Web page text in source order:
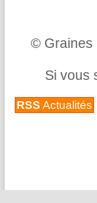
© Graines
Si vous
RSS Actualités